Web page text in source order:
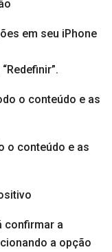
em seu iPhone
o conteúdo e as
o conteúdo e as
confirmar a
a opção